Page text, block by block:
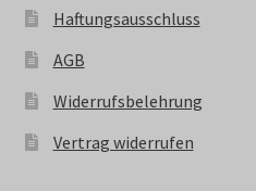
Haftungsausschluss
AGB
Widerrufsbelehrung
Vertrag widerrufen